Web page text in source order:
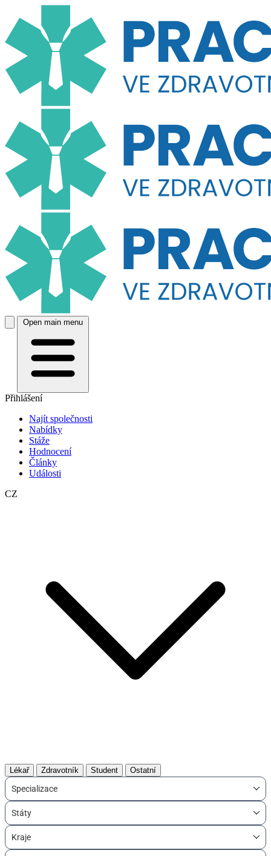
Open main menu
Přihlášení
Najít společnosti
Nabídky
Stáže
Hodnocení
Články
Události
CZ
Lékař Zdravotník Student Ostatní
Specializace
Státy
Kraje